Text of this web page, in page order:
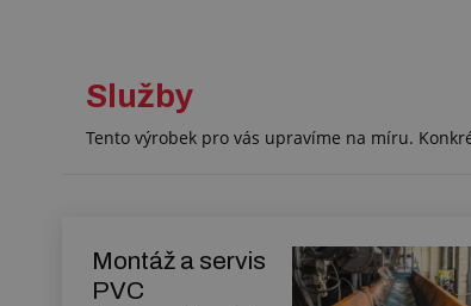
Služby
Tento výrobek pro vás upravíme na míru.
Montáž a servis
PVC